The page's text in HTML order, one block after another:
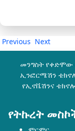
Previous Next
መንግስት የቀድሞው
ኢንፎርሜሽን
የኢኖቬሽንና
የትኩረት